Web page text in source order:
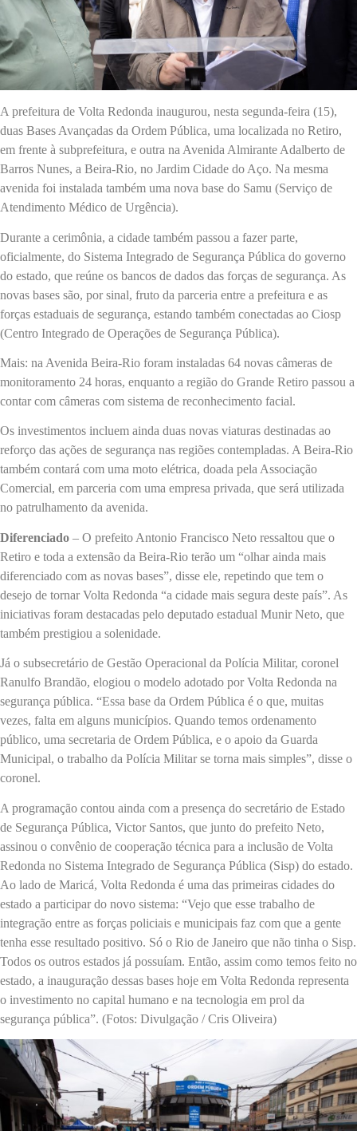
A prefeitura de Volta Redonda inaugurou, nesta segunda-feira (15),
duas Bases Avançadas da Ordem Pública, uma localizada no Retiro,
em frente à subprefeitura, e outra na Avenida Almirante Adalberto de
Barros Nunes, a Beira-Rio, no Jardim Cidade do Aço. Na mesma
avenida foi instalada também uma nova base do Samu (Serviço de
Atendimento Médico de Urgência).
Durante a cerimônia, a cidade também passou a fazer parte,
oficialmente, do Sistema Integrado de Segurança Pública do governo
do estado, que reúne os bancos de dados das forças de segurança. As
novas bases são, por sinal, fruto da parceria entre a prefeitura e as
forças estaduais de segurança, estando também conectadas ao Ciosp
(Centro Integrado de Operações de Segurança Pública).
Mais: na Avenida Beira-Rio foram instaladas 64 novas câmeras de
monitoramento 24 horas, enquanto a região do Grande Retiro passou a
contar com câmeras com sistema de reconhecimento facial.
Os investimentos incluem ainda duas novas viaturas destinadas ao
reforço das ações de segurança nas regiões contempladas. A Beira-Rio
também contará com uma moto elétrica, doada pela Associação
Comercial, em parceria com uma empresa privada, que será utilizada
no patrulhamento da avenida.
Diferenciado – O prefeito Antonio Francisco Neto ressaltou que o
Retiro e toda a extensão da Beira-Rio terão um “olhar ainda mais
diferenciado com as novas bases”, disse ele, repetindo que tem o
desejo de tornar Volta Redonda “a cidade mais segura deste país”. As
iniciativas foram destacadas pelo deputado estadual Munir Neto, que
também prestigiou a solenidade.
Já o subsecretário de Gestão Operacional da Polícia Militar, coronel
Ranulfo Brandão, elogiou o modelo adotado por Volta Redonda na
segurança pública. “Essa base da Ordem Pública é o que, muitas
vezes, falta em alguns municípios. Quando temos ordenamento
público, uma secretaria de Ordem Pública, e o apoio da Guarda
Municipal, o trabalho da Polícia Militar se torna mais simples”, disse o
coronel.
A programação contou ainda com a presença do secretário de Estado
de Segurança Pública, Victor Santos, que junto do prefeito Neto,
assinou o convênio de cooperação técnica para a inclusão de Volta
Redonda no Sistema Integrado de Segurança Pública (Sisp) do estado.
Ao lado de Maricá, Volta Redonda é uma das primeiras cidades do
estado a participar do novo sistema: “Vejo que esse trabalho de
integração entre as forças policiais e municipais faz com que a gente
tenha esse resultado positivo. Só o Rio de Janeiro que não tinha o Sisp.
Todos os outros estados já possuíam. Então, assim como temos feito no
estado, a inauguração dessas bases hoje em Volta Redonda representa
o investimento no capital humano e na tecnologia em prol da
segurança pública”. (Fotos: Divulgação / Cris Oliveira)